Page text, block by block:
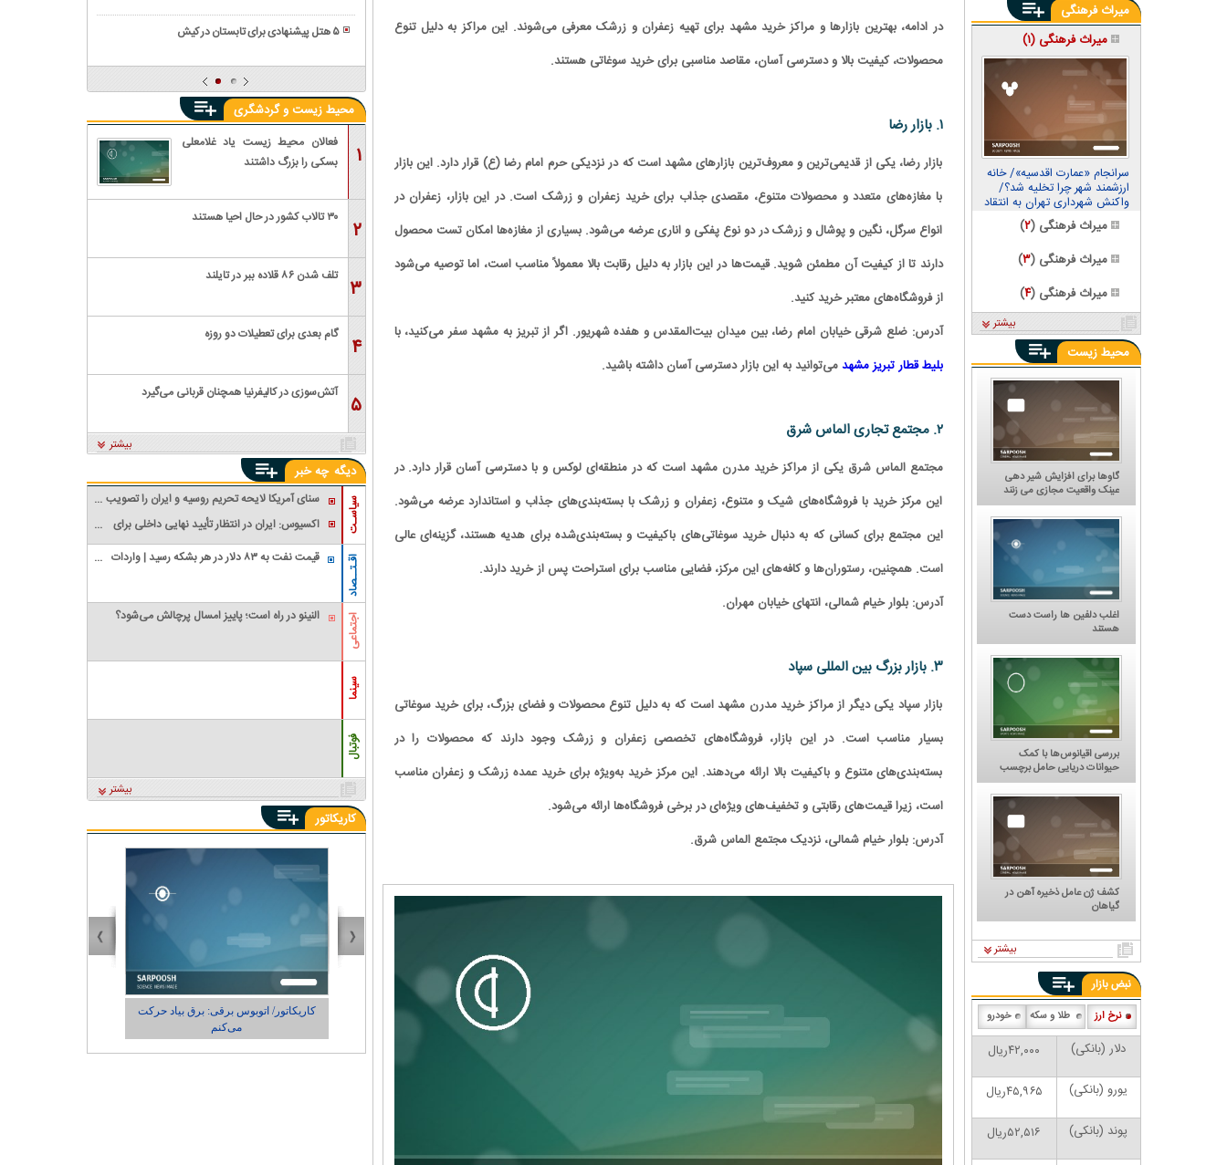
در ادامه، بهترین بازارها و مراکز خرید مشهد برای تهیه زعفران و زرشک معرفی می‌شوند. این مراکز به دلیل تنوع
محصولات، کیفیت بالا و دسترسی آسان، مقاصد مناسبی برای خرید سوغاتی هستند.
۱. بازار رضا
بازار رضا، یکی از قدیمی‌ترین و معروف‌ترین بازارهای مشهد است که در نزدیکی حرم امام رضا (ع) قرار دارد. این بازار
با مغازه‌های متعدد و محصولات متنوع، مقصدی جذاب برای خرید زعفران و زرشک است. در این بازار، زعفران در
انواع سرگل، نگین و پوشال و زرشک در دو نوع پفکی و اناری عرضه می‌شود. بسیاری از مغازه‌ها امکان تست محصول
دارند تا از کیفیت آن مطمئن شوید. قیمت‌ها در این بازار به دلیل رقابت بالا معمولاً مناسب است، اما توصیه می‌شود
از فروشگاه‌های معتبر خرید کنید.
آدرس: ضلع شرقی خیابان امام رضا، بین میدان بیت‌المقدس و هفده شهریور. اگر از تبریز به مشهد سفر می‌کنید، با
بلیط قطار تبریز مشهدمی‌توانید به این بازار دسترسی آسان داشته باشید.
۲. مجتمع تجاری الماس شرق
مجتمع الماس شرق یکی از مراکز خرید مدرن مشهد است که در منطقه‌ای لوکس و با دسترسی آسان قرار دارد. در
این مرکز خرید با فروشگاه‌های شیک و متنوع، زعفران و زرشک با بسته‌بندی‌های جذاب و استاندارد عرضه می‌شود.
این مجتمع برای کسانی که به دنبال خرید سوغاتی‌های باکیفیت و بسته‌بندی‌شده برای هدیه هستند، گزینه‌ای عالی
است. همچنین، رستوران‌ها و کافه‌های این مرکز، فضایی مناسب برای استراحت پس از خرید دارند.
آدرس: بلوار خیام شمالی، انتهای خیابان مهران.
۳. بازار بزرگ بین‌ المللی سپاد
بازار سپاد یکی دیگر از مراکز خرید مدرن مشهد است که به دلیل تنوع محصولات و فضای بزرگ، برای خرید سوغاتی
بسیار مناسب است. در این بازار، فروشگاه‌های تخصصی زعفران و زرشک وجود دارند که محصولات را در
بسته‌بندی‌های متنوع و باکیفیت بالا ارائه می‌دهند. این مرکز خرید به‌ویژه برای خرید عمده زرشک و زعفران مناسب
است، زیرا قیمت‌های رقابتی و تخفیف‌های ویژه‌ای در برخی فروشگاه‌ها ارائه می‌شود.
آدرس: بلوار خیام شمالی، نزدیک مجتمع الماس شرق.
۵ هتل پیشنهادی برای تابستان در کیش
چرا؟
زرشکدر
از
محیط زیست و گردشگری
۱
فعالان محیط زیست یاد غلامعلی
بسکی را بزرگ داشتند ‏
۲ ۳۰ تالاب کشور در حال احیا هستند
۳ تلف شدن ۸۶ قلاده ببر در تایلند
۴ گام بعدی برای تعطیلات دو روزه
۵ آتش‌سوزی در کالیفرنیا همچنان قربانی می‌گیرد
بیشتر
دیگه چه خبر
سیاسـت
سنای آمریکا لایحه تحریم روسیه و ایران را تصویب
کرد؛ تمدید تحریم‌های تهران تا سال ۲۰۳۱
اکسیوس: ایران در انتظار تأیید نهایی داخلی برای
توافق با عمان و آمریکا / احتمال سفر عراقچی به
پاکستان
اقـتــصاد
قیمت نفت به ۸۳ دلار در هر بشکه رسید | واردات
اجتماعی النینو در راه است؛ پاییز امسال پرچالش می‌شود؟
سینما
فوتبال
بیشتر
کاریکاتور
بنزین ما سه‌نرخه، چشم
کارتون | واکنش پزشکیان به تمجید جعفر قائم
پناه؛ «جعفر ول کن!»
کاریکاتور/ همنشینی شهرام دبیری و
پنگوئن‌های قطب جنوب
کاریکاتور/ اتوبوس برقی: برق بیاد حرکت
می‌کنم
کاریکاتور/ واکنش پزشکیان به گرانی دارو: من
چی کاره بیدم این وسط؟
میراث فرهنگی
میراث فرهنگی (۱)
سرانجام «عمارت اقدسیه»/ خانه
ارزشمند شهر چرا تخلیه شد؟/
واکنش شهرداری تهران به انتقاد
از فروش عمارت گلستان
میراث فرهنگی (۲)
تذکر به وزیر جدید میراث
فرهنگی درباره مسجد شیخ‌
لطف‌الله
میراث فرهنگی (۳)
تخریب ابنیه در اصفهان ادامه
دارد؛ این بار مسجد شیخ لطف
الله!
میراث فرهنگی (۴)
میراث فرهنگی: کاخ مرمر تبدیل
به موزه شده است
بیشتر
محیط زیست
گاوها برای افزایش شیر دهی
عینک واقعیت مجازی می زنند
اغلب دلفین ها راست دست
هستند
بررسی اقیانوس‌ها با کمک
حیوانات دریایی حامل برچسب
الکترونیکی
کشف ژن عامل ذخیره آهن در
گیاهان
بیشتر
نبض بازار
نرخ ارز طلا و سکه خودرو
دلار (بانکی)
۴۲,۰۰۰ریال
یورو (بانکی)
۴۵,۹۶۵ریال
پوند (بانکی)
۵۲,۵۱۶ریال